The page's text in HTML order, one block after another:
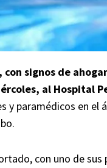
con signos de
al Hospital
y paramédicos en el
con uno de